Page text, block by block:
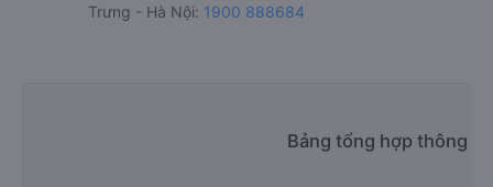
Trưng - Hà Nội: 1900 888684
Bảng tổng hợp thông